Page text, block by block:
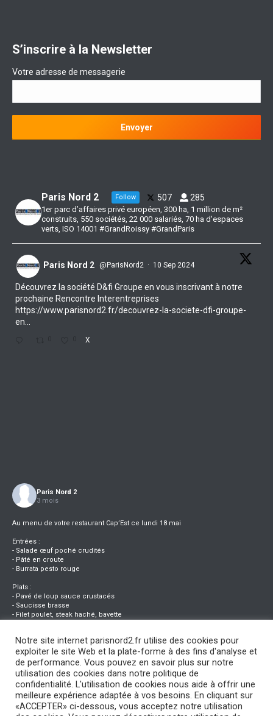
S’inscrire à la Newsletter
Votre adresse de messagerie
Paris Nord 2 Follow 507 285
1er parc d’affaires privé européen, 300 ha, 1 million de m²
construits, 550 sociétés, 22 000 salariés, 70 ha d'espaces
verts, ISO 14001 #GrandRoissy #GrandParis
Paris Nord 2 @ParisNord2 · 10 Sep 2024
Découvrez la société D&fi Groupe en vous inscrivant à notre
prochaine Rencontre Interentreprises
https://www.parisnord2.fr/decouvrez-la-societe-dfi-groupe-
en...
X
Paris Nord 2
3 mois
Au menu de votre restaurant Cap’Est ce lundi 18 mai
Entrées :
- Salade œuf poché crudités
- Pâté en croute
- Burrata pesto rouge
Plats :
- Pavé de loup sauce crustacés
- Saucisse brasse
- Filet poulet, steak haché, bavette
- Dôme vanille fraise
- Verrine kiwi mousse sucrée
- Feuilleté aux pommes
Vu sur Facebook · Partager
0 0 0
Notre site internet parisnord2.fr utilise des cookies pour
exploiter le site Web et la plate-forme à des fins d'analyse et
de performance. Vous pouvez en savoir plus sur notre
utilisation des cookies dans notre politique de
confidentialité. L'utilisation de cookies nous aide à offrir une
meilleure expérience adaptée à vos besoins. En cliquant sur
«ACCEPTER» ci-dessous, vous acceptez notre utilisation